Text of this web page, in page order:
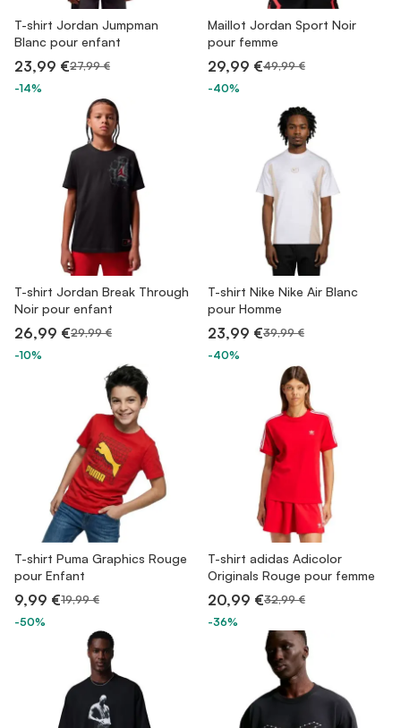
T-shirt Jordan Jumpman
Blanc pour enfant
23,99 €27,99 €
-14%
Maillot Jordan Sport Noir
pour femme
29,99 €49,99 €
-40%
T-shirt Jordan Break Through
Noir pour enfant
26,99 €29,99 €
-10%
T-shirt Nike Nike Air Blanc
pour Homme
23,99 €39,99 €
-40%
T-shirt Puma Graphics Rouge
pour Enfant
9,99 €19,99 €
-50%
T-shirt adidas Adicolor
Originals Rouge pour femme
20,99 €32,99 €
-36%